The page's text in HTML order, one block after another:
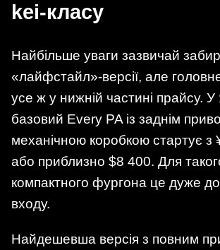
kei-класу
Найбільше уваги зазвичай
«лайфстайл»-версії, але
усе ж у нижній частині прайсу. У
базовий Every PA із заднім
механічною коробкою стартує з
або приблизно $8 400. Для
компактного фургона це дуже
входу.
Найдешевша версія з повним